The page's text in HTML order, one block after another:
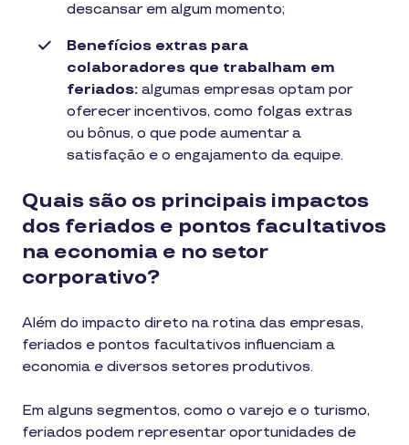
descansar em algum momento;
Benefícios extras para
colaboradores que trabalham em
feriados: algumas empresas optam por
oferecer incentivos, como folgas extras
ou bônus, o que pode aumentar a
satisfação e o engajamento da equipe.
Quais são os principais impactos
dos feriados e pontos facultativos
na economia e no setor
corporativo?
Além do impacto direto na rotina das empresas,
feriados e pontos facultativos influenciam a
economia e diversos setores produtivos.
Em alguns segmentos, como o varejo e o turismo,
feriados podem representar oportunidades de